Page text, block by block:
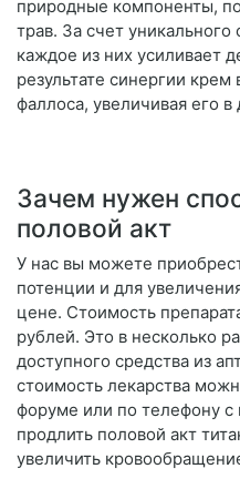
природные компоненты,
трав. За счет уникального
каждое из них усиливает
результате синергии
фаллоса, увеличивая его
Зачем нужен
половой акт
У нас вы можете
потенции и для
цене. Стоимость
рублей. Это в несколько
доступного средства из
стоимость лекарства
форуме или по телефону
продлить половой акт
увеличить